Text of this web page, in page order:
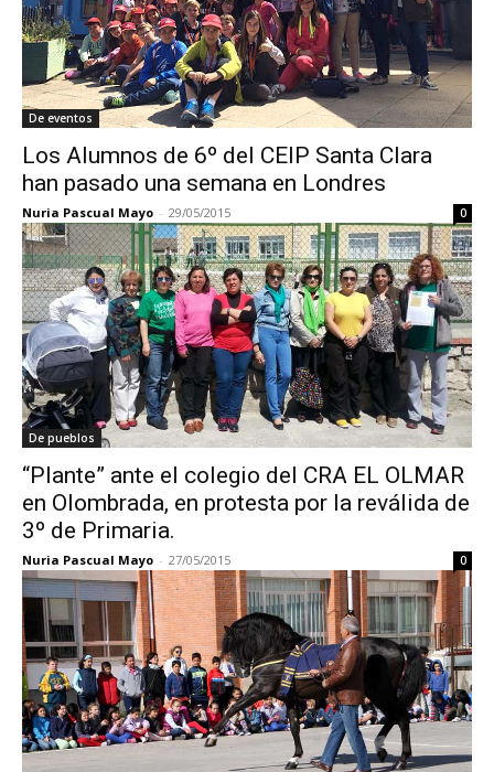
De eventos
Los Alumnos de 6º del CEIP Santa Clara
han pasado una semana en Londres
Nuria Pascual Mayo - 29/05/2015 0
De pueblos
“Plante” ante el colegio del CRA EL OLMAR
en Olombrada, en protesta por la reválida de
3º de Primaria.
Nuria Pascual Mayo - 27/05/2015 0